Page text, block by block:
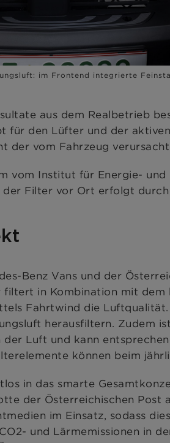
im Frontend integrierte
aus dem Realbetrieb
für den Lüfter und der
der vom Fahrzeug
vom Institut für Energie-
Filter vor Ort erfolgt durch
Benz Vans und der
in Kombination mit dem
Fahrtwind die
herausfiltern. Zudem
Luft und kann
können beim
in das smarte
der Österreichischen
im Einsatz, sodass
und Lärmemissionen in